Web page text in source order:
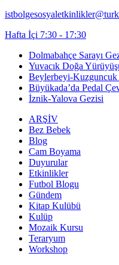
Hafta İçi 7:30 - 17:30
Dolmabahçe Sarayı
Yuvacık Doğa
Beylerbeyi-Kuzguncuk
Büyükada’da Pedal
İznik-Yalova Gezisi
ARŞİV
Bez Bebek
Blog
Cam Boyama
Duyurular
Etkinlikler
Futbol Blogu
Gündem
Kitap Kulübü
Kulüp
Mozaik Kursu
Teraryum
Workshop